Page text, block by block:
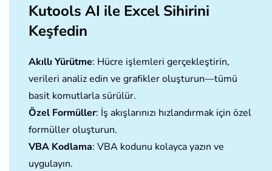
Kutools AI ile Excel Sihirini
Keşfedin
Akıllı Yürütme: Hücre işlemleri gerçekleştirin,
verileri analiz edin ve grafikler oluşturun—tümü
basit komutlarla sürülür.
Özel Formüller: İş akışlarınızı hızlandırmak için özel
formüller oluşturun.
VBA Kodlama: VBA kodunu kolayca yazın ve
uygulayın.